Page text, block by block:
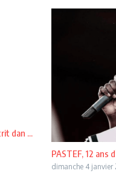
dan ...
PASTEF, 12 ans
dimanche 4 janvier